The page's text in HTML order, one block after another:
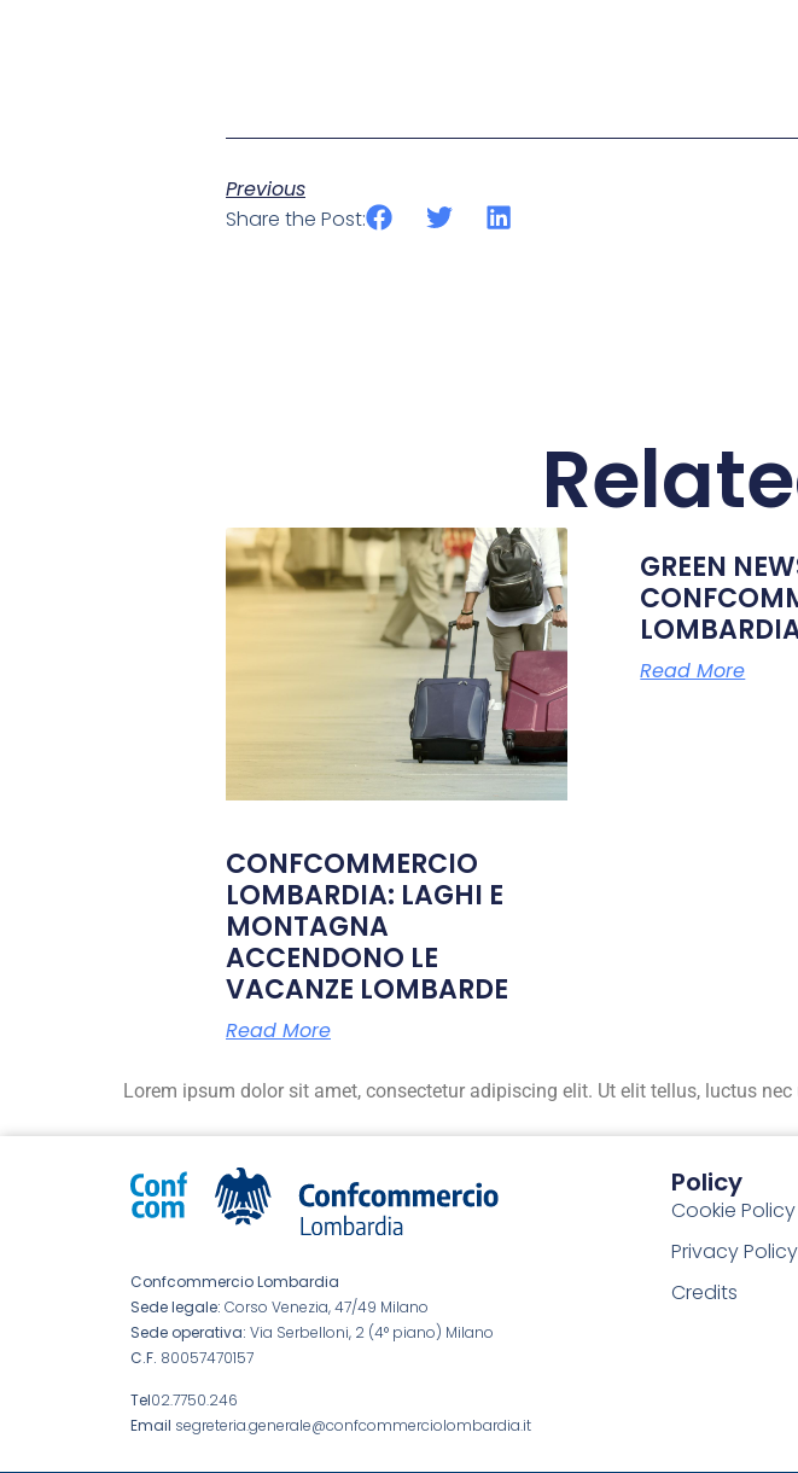
Previous
Share the Post:
CONFCOMMERCIO
LOMBARDIA: LAGHI E
MONTAGNA
ACCENDONO LE
VACANZE LOMBARDE
Read More
GREEN
Read More
Lorem ipsum dolor sit amet, consectetur adipiscing elit. Ut elit tellus, luctus
Confcommercio Lombardia
Sede legale: Corso Venezia, 47/49 Milano
Sede operativa: Via Serbelloni, 2 (4° piano) Milano
C.F. 80057470157
Tel02.7750.246
Email segreteria.generale@confcommerciolombardia.it
Policy
Cookie Policy
Privacy Policy
Credits